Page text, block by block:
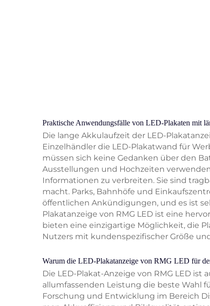
Praktische Anwendungsfälle von LED-Plakaten mit
Die lange Akkulaufzeit der LED-
Einzelhändler die LED-Plakatwand für
müssen sich keine Gedanken über den
Ausstellungen und Hochzeiten
Informationen zu verbreiten. Sie sind
macht. Parks, Bahnhöfe und
öffentlichen Ankündigungen, und es ist
Plakatanzeige von RMG LED ist eine
bieten eine einzigartige Möglichkeit, die
Nutzers mit kundenspezifischer Größe
Warum die LED-Plakatanzeige von RMG LED für
Die LED-Plakat-Anzeige von RMG LED
allumfassenden Leistung die beste Wahl
Forschung und Entwicklung im Bereich